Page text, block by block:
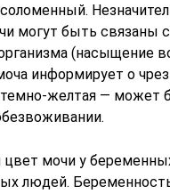
могут быть связаны
(насыщение
информирует о
темно-желтая — может
мочи у
людей.